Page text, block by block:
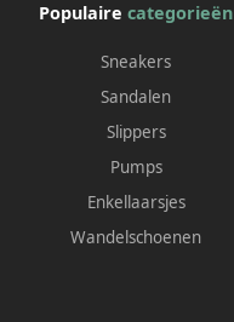
Populaire categorieën
Sneakers
Sandalen
Slippers
Pumps
Enkellaarsjes
Wandelschoenen